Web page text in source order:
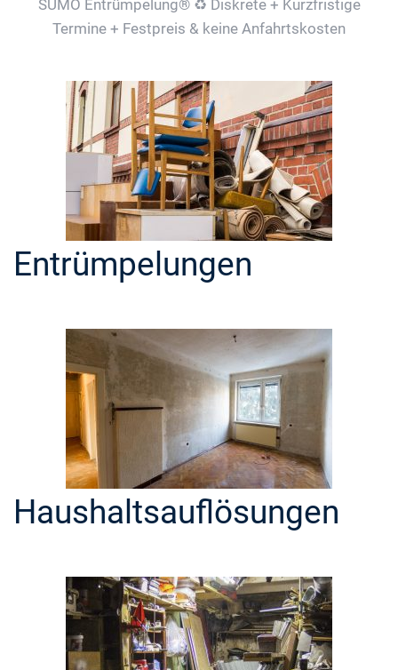
SUMO Entrümpelung® ♻️ Diskrete + Kurzfristige
Termine + Festpreis & keine Anfahrtskosten
Entrümpelungen
Haushaltsauflösungen